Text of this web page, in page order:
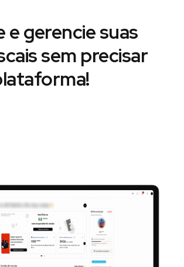
e gerencie suas
sem precisar